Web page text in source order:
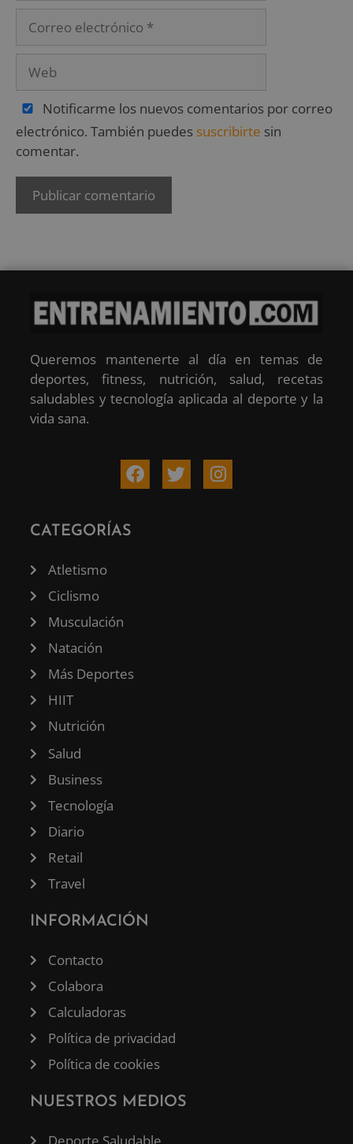
Notificarme los nuevos comentarios por correo
electrónico. También puedes suscribirte sin
comentar.
Queremos mantenerte al día en temas de
deportes, fitness, nutrición, salud, recetas
saludables y tecnología aplicada al deporte y la
vida sana.
CATEGORÍAS
Atletismo
Ciclismo
Musculación
Natación
Más Deportes
HIIT
Nutrición
Salud
Business
Tecnología
Diario
Retail
Travel
INFORMACIÓN
Contacto
Colabora
Calculadoras
Política de privacidad
Política de cookies
NUESTROS MEDIOS